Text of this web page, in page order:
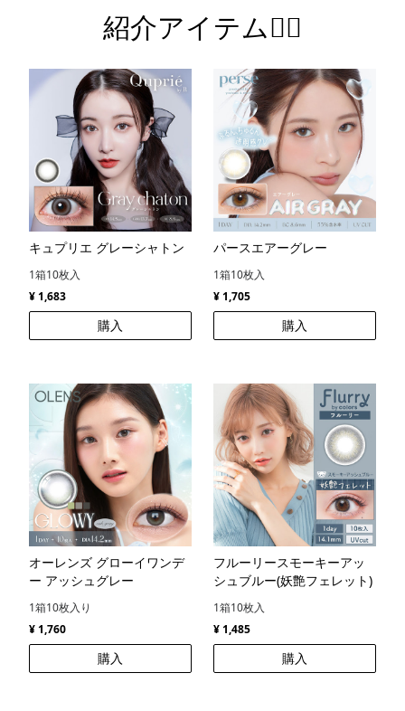
紹介アイテム💁‍♀️
キュプリエ グレーシャトン
1箱10枚入
¥ 1,683
購入
パースエアーグレー
1箱10枚入
¥ 1,705
購入
オーレンズ グローイワンデ
ー アッシュグレー
1箱10枚入り
¥ 1,760
購入
フルーリースモーキーアッ
シュブルー(妖艶フェレット)
1箱10枚入
¥ 1,485
購入